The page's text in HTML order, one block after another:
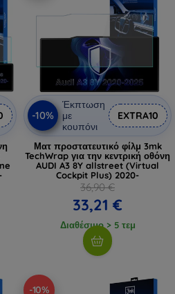
-10%
Έκπτωση
με
κουπόνι
EXTRA10
Ματ προστατευτικό φίλμ 3mk
TechWrap για την κεντρική οθόνη
AUDI A3 8Y allstreet (Virtual
Cockpit Plus) 2020-
36,90 €
33,21 €
Διαθέσιμο > 5 τεμ
-10%